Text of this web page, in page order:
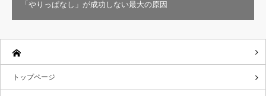
「やりっぱなし」が成功しない最大の原因
トップページ